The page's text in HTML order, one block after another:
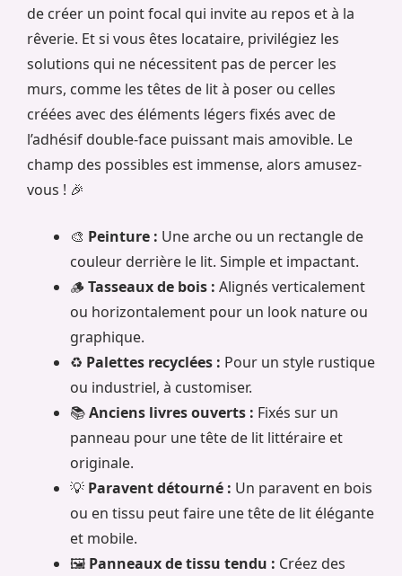
de créer un point focal qui invite au repos et à la
rêverie. Et si vous êtes locataire, privilégiez les
solutions qui ne nécessitent pas de percer les
murs, comme les têtes de lit à poser ou celles
créées avec des éléments légers fixés avec de
l’adhésif double-face puissant mais amovible. Le
champ des possibles est immense, alors amusez-
vous ! 🎉
🎨 Peinture : Une arche ou un rectangle de
couleur derrière le lit. Simple et impactant.
🪵 Tasseaux de bois : Alignés verticalement
ou horizontalement pour un look nature ou
graphique.
♻️ Palettes recyclées : Pour un style rustique
ou industriel, à customiser.
📚Anciens livres ouverts : Fixés sur un
panneau pour une tête de lit littéraire et
originale.
💡 Paravent détourné : Un paravent en bois
ou en tissu peut faire une tête de lit élégante
et mobile.
🖼️ Panneaux de tissu tendu : Créez des